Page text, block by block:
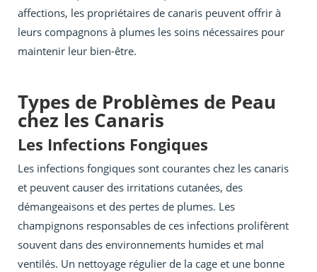
affections, les propriétaires de canaris peuvent offrir à
leurs compagnons à plumes les soins nécessaires pour
maintenir leur bien-être.
Types de Problèmes de Peau
chez les Canaris
Les Infections Fongiques
Les infections fongiques sont courantes chez les canaris
et peuvent causer des irritations cutanées, des
démangeaisons et des pertes de plumes. Les
champignons responsables de ces infections prolifèrent
souvent dans des environnements humides et mal
ventilés. Un nettoyage régulier de la cage et une bonne